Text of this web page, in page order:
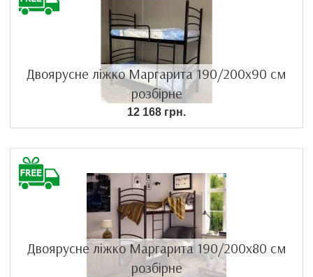
Двоярусне ліжко Маргарита 190/200х90 см
розбірне
12 168 грн.
Двоярусне ліжко Маргарита 190/200х80 см
розбірне